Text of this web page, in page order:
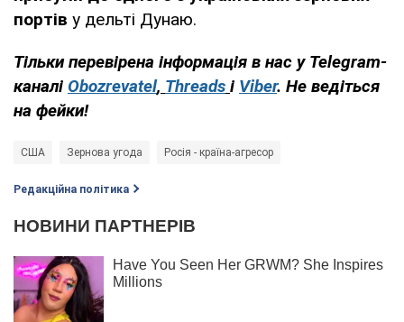
портів у дельті Дунаю.
Тільки перевірена інформація в нас у Telegram-
каналі Obozrevatel, Threads і Viber. Не ведіться
на фейки!
США Зернова угода Росія - країна-агресор
Редакційна політика